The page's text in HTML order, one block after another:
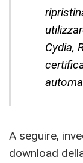
Cydia,
A seguire,
download